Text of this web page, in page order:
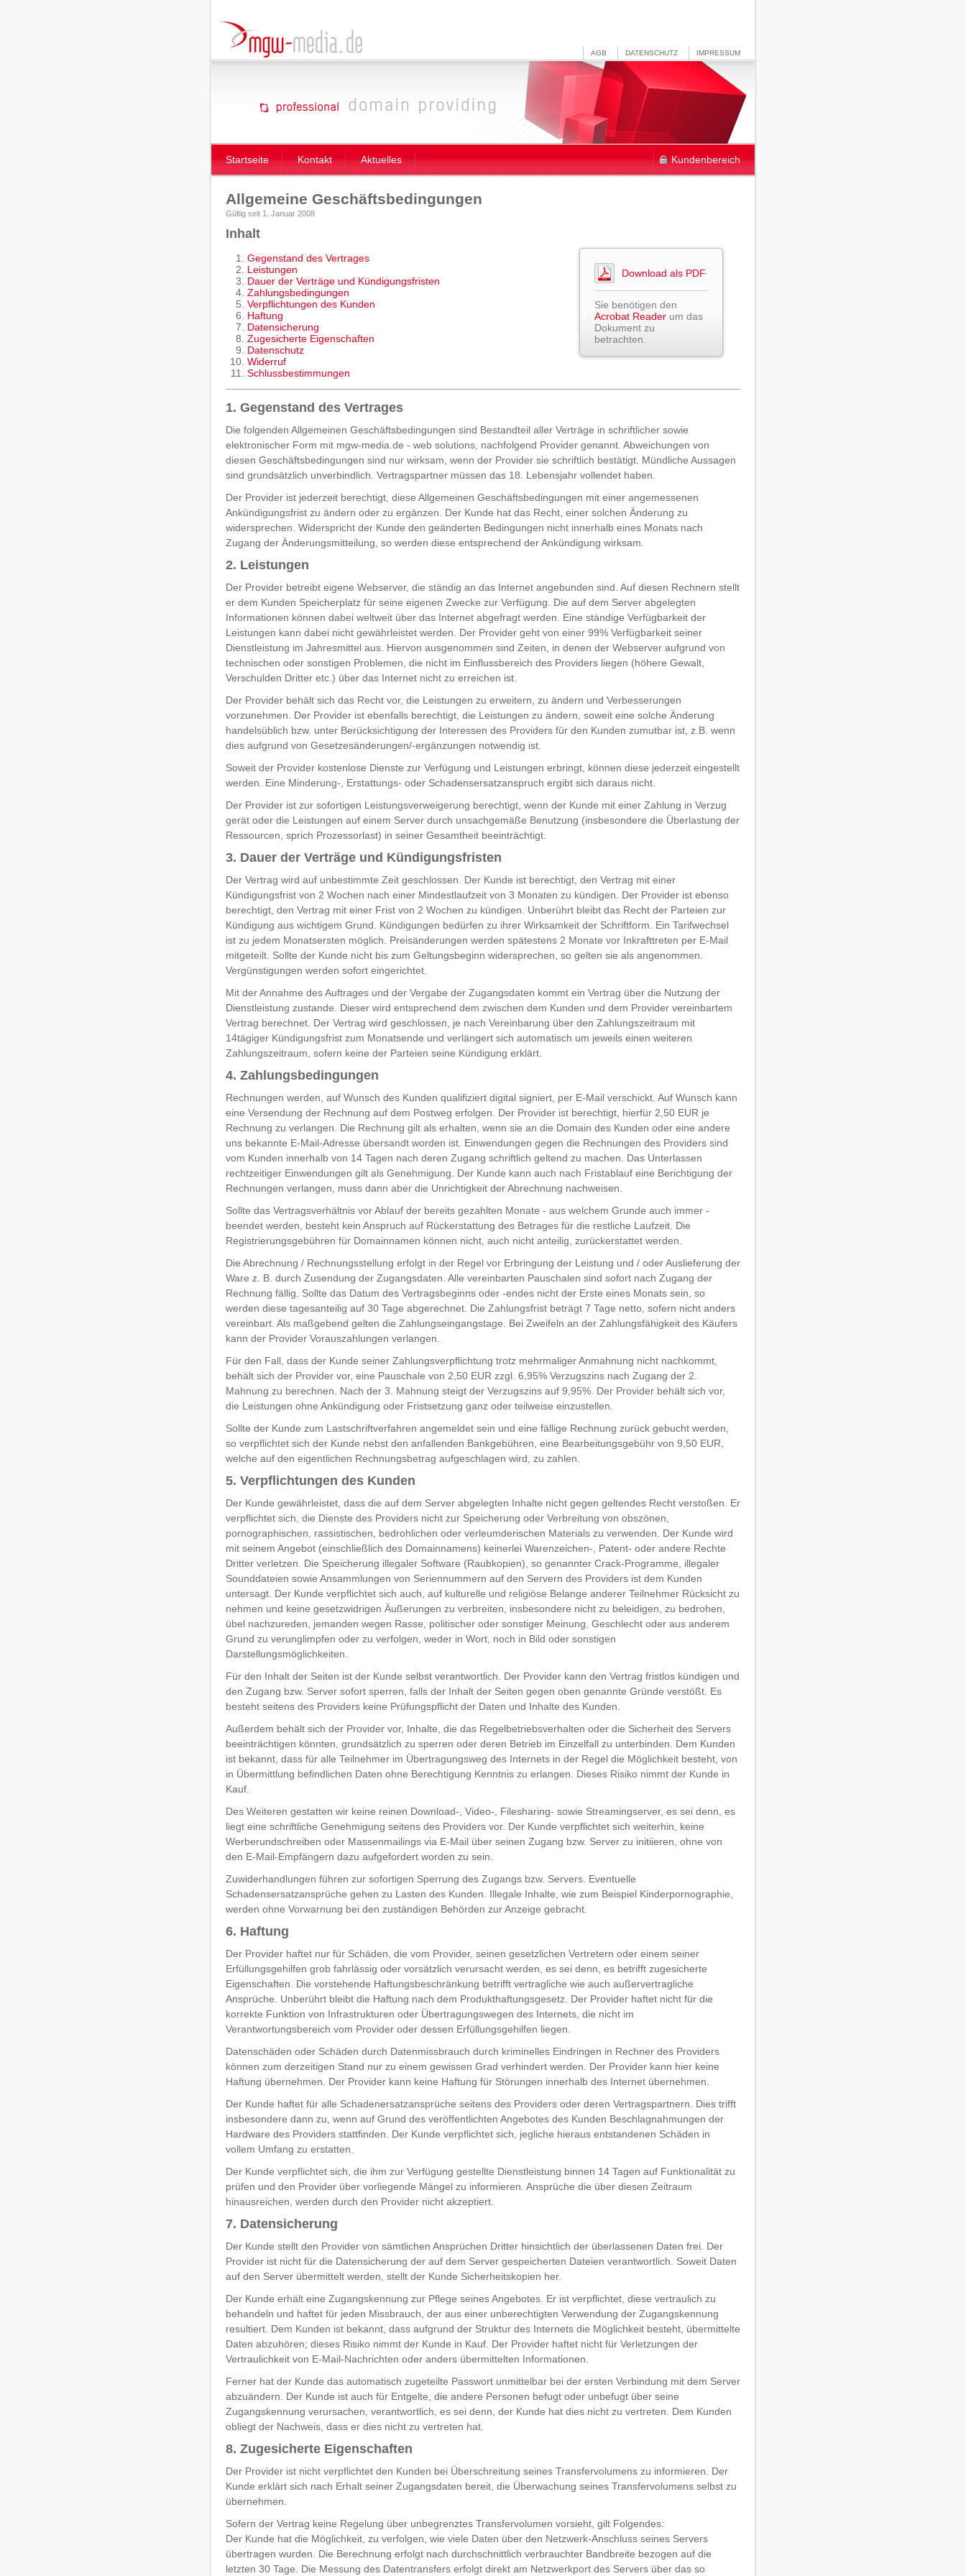
Startseite Kontakt Aktuelles Kundenbereich
AGB DATENSCHUTZ IMPRESSUM
Allgemeine Geschäftsbedingungen
Gültig seit 1. Januar 2008
Inhalt
Gegenstand des Vertrages
Leistungen
Dauer der Verträge und Kündigungsfristen
Zahlungsbedingungen
Verpflichtungen des Kunden
Haftung
Datensicherung
Zugesicherte Eigenschaften
Datenschutz
Widerruf
Schlussbestimmungen
1. Gegenstand des Vertrages
Die folgenden Allgemeinen Geschäftsbedingungen sind Bestandteil aller Verträge in schriftlicher sowie
elektronischer Form mit mgw-media.de - web solutions, nachfolgend Provider genannt. Abweichungen von
diesen Geschäftsbedingungen sind nur wirksam, wenn der Provider sie schriftlich bestätigt. Mündliche Aussagen
sind grundsätzlich unverbindlich. Vertragspartner müssen das 18. Lebensjahr vollendet haben.
Der Provider ist jederzeit berechtigt, diese Allgemeinen Geschäftsbedingungen mit einer angemessenen
Ankündigungsfrist zu ändern oder zu ergänzen. Der Kunde hat das Recht, einer solchen Änderung zu
widersprechen. Widerspricht der Kunde den geänderten Bedingungen nicht innerhalb eines Monats nach
Zugang der Änderungsmitteilung, so werden diese entsprechend der Ankündigung wirksam.
2. Leistungen
Der Provider betreibt eigene Webserver, die ständig an das Internet angebunden sind. Auf diesen Rechnern stellt
er dem Kunden Speicherplatz für seine eigenen Zwecke zur Verfügung. Die auf dem Server abgelegten
Informationen können dabei weltweit über das Internet abgefragt werden. Eine ständige Verfügbarkeit der
Leistungen kann dabei nicht gewährleistet werden. Der Provider geht von einer 99% Verfügbarkeit seiner
Dienstleistung im Jahresmittel aus. Hiervon ausgenommen sind Zeiten, in denen der Webserver aufgrund von
technischen oder sonstigen Problemen, die nicht im Einflussbereich des Providers liegen (höhere Gewalt,
Verschulden Dritter etc.) über das Internet nicht zu erreichen ist.
Der Provider behält sich das Recht vor, die Leistungen zu erweitern, zu ändern und Verbesserungen
vorzunehmen. Der Provider ist ebenfalls berechtigt, die Leistungen zu ändern, soweit eine solche Änderung
handelsüblich bzw. unter Berücksichtigung der Interessen des Providers für den Kunden zumutbar ist, z.B. wenn
dies aufgrund von Gesetzesänderungen/-ergänzungen notwendig ist.
Soweit der Provider kostenlose Dienste zur Verfügung und Leistungen erbringt, können diese jederzeit eingestellt
werden. Eine Minderung-, Erstattungs- oder Schadensersatzanspruch ergibt sich daraus nicht.
Der Provider ist zur sofortigen Leistungsverweigerung berechtigt, wenn der Kunde mit einer Zahlung in Verzug
gerät oder die Leistungen auf einem Server durch unsachgemäße Benutzung (insbesondere die Überlastung der
Ressourcen, sprich Prozessorlast) in seiner Gesamtheit beeinträchtigt.
3. Dauer der Verträge und Kündigungsfristen
Der Vertrag wird auf unbestimmte Zeit geschlossen. Der Kunde ist berechtigt, den Vertrag mit einer
Kündigungsfrist von 2 Wochen nach einer Mindestlaufzeit von 3 Monaten zu kündigen. Der Provider ist ebenso
berechtigt, den Vertrag mit einer Frist von 2 Wochen zu kündigen. Unberührt bleibt das Recht der Parteien zur
Kündigung aus wichtigem Grund. Kündigungen bedürfen zu ihrer Wirksamkeit der Schriftform. Ein Tarifwechsel
ist zu jedem Monatsersten möglich. Preisänderungen werden spätestens 2 Monate vor Inkrafttreten per E-Mail
mitgeteilt. Sollte der Kunde nicht bis zum Geltungsbeginn widersprechen, so gelten sie als angenommen.
Vergünstigungen werden sofort eingerichtet.
Mit der Annahme des Auftrages und der Vergabe der Zugangsdaten kommt ein Vertrag über die Nutzung der
Dienstleistung zustande. Dieser wird entsprechend dem zwischen dem Kunden und dem Provider vereinbartem
Vertrag berechnet. Der Vertrag wird geschlossen, je nach Vereinbarung über den Zahlungszeitraum mit
14tägiger Kündigungsfrist zum Monatsende und verlängert sich automatisch um jeweils einen weiteren
Zahlungszeitraum, sofern keine der Parteien seine Kündigung erklärt.
4. Zahlungsbedingungen
Rechnungen werden, auf Wunsch des Kunden qualifiziert digital signiert, per E-Mail verschickt. Auf Wunsch kann
eine Versendung der Rechnung auf dem Postweg erfolgen. Der Provider ist berechtigt, hierfür 2,50 EUR je
Rechnung zu verlangen. Die Rechnung gilt als erhalten, wenn sie an die Domain des Kunden oder eine andere
uns bekannte E-Mail-Adresse übersandt worden ist. Einwendungen gegen die Rechnungen des Providers sind
vom Kunden innerhalb von 14 Tagen nach deren Zugang schriftlich geltend zu machen. Das Unterlassen
rechtzeitiger Einwendungen gilt als Genehmigung. Der Kunde kann auch nach Fristablauf eine Berichtigung der
Rechnungen verlangen, muss dann aber die Unrichtigkeit der Abrechnung nachweisen.
Sollte das Vertragsverhältnis vor Ablauf der bereits gezahlten Monate - aus welchem Grunde auch immer -
beendet werden, besteht kein Anspruch auf Rückerstattung des Betrages für die restliche Laufzeit. Die
Registrierungsgebühren für Domainnamen können nicht, auch nicht anteilig, zurückerstattet werden.
Die Abrechnung / Rechnungsstellung erfolgt in der Regel vor Erbringung der Leistung und / oder Auslieferung der
Ware z. B. durch Zusendung der Zugangsdaten. Alle vereinbarten Pauschalen sind sofort nach Zugang der
Rechnung fällig. Sollte das Datum des Vertragsbeginns oder -endes nicht der Erste eines Monats sein, so
werden diese tagesanteilig auf 30 Tage abgerechnet. Die Zahlungsfrist beträgt 7 Tage netto, sofern nicht anders
vereinbart. Als maßgebend gelten die Zahlungseingangstage. Bei Zweifeln an der Zahlungsfähigkeit des Käufers
kann der Provider Vorauszahlungen verlangen.
Für den Fall, dass der Kunde seiner Zahlungsverpflichtung trotz mehrmaliger Anmahnung nicht nachkommt,
behält sich der Provider vor, eine Pauschale von 2,50 EUR zzgl. 6,95% Verzugszins nach Zugang der 2.
Mahnung zu berechnen. Nach der 3. Mahnung steigt der Verzugszins auf 9,95%. Der Provider behält sich vor,
die Leistungen ohne Ankündigung oder Fristsetzung ganz oder teilweise einzustellen.
Sollte der Kunde zum Lastschriftverfahren angemeldet sein und eine fällige Rechnung zurück gebucht werden,
so verpflichtet sich der Kunde nebst den anfallenden Bankgebühren, eine Bearbeitungsgebühr von 9,50 EUR,
welche auf den eigentlichen Rechnungsbetrag aufgeschlagen wird, zu zahlen.
5. Verpflichtungen des Kunden
Der Kunde gewährleistet, dass die auf dem Server abgelegten Inhalte nicht gegen geltendes Recht verstoßen. Er
verpflichtet sich, die Dienste des Providers nicht zur Speicherung oder Verbreitung von obszönen,
pornographischen, rassistischen, bedrohlichen oder verleumderischen Materials zu verwenden. Der Kunde wird
mit seinem Angebot (einschließlich des Domainnamens) keinerlei Warenzeichen-, Patent- oder andere Rechte
Dritter verletzen. Die Speicherung illegaler Software (Raubkopien), so genannter Crack-Programme, illegaler
Sounddateien sowie Ansammlungen von Seriennummern auf den Servern des Providers ist dem Kunden
untersagt. Der Kunde verpflichtet sich auch, auf kulturelle und religiöse Belange anderer Teilnehmer Rücksicht zu
nehmen und keine gesetzwidrigen Äußerungen zu verbreiten, insbesondere nicht zu beleidigen, zu bedrohen,
übel nachzureden, jemanden wegen Rasse, politischer oder sonstiger Meinung, Geschlecht oder aus anderem
Grund zu verunglimpfen oder zu verfolgen, weder in Wort, noch in Bild oder sonstigen
Darstellungsmöglichkeiten.
Für den Inhalt der Seiten ist der Kunde selbst verantwortlich. Der Provider kann den Vertrag fristlos kündigen und
den Zugang bzw. Server sofort sperren, falls der Inhalt der Seiten gegen oben genannte Gründe verstößt. Es
besteht seitens des Providers keine Prüfungspflicht der Daten und Inhalte des Kunden.
Außerdem behält sich der Provider vor, Inhalte, die das Regelbetriebsverhalten oder die Sicherheit des Servers
beeinträchtigen könnten, grundsätzlich zu sperren oder deren Betrieb im Einzelfall zu unterbinden. Dem Kunden
ist bekannt, dass für alle Teilnehmer im Übertragungsweg des Internets in der Regel die Möglichkeit besteht, von
in Übermittlung befindlichen Daten ohne Berechtigung Kenntnis zu erlangen. Dieses Risiko nimmt der Kunde in
Kauf.
Des Weiteren gestatten wir keine reinen Download-, Video-, Filesharing- sowie Streamingserver, es sei denn, es
liegt eine schriftliche Genehmigung seitens des Providers vor. Der Kunde verpflichtet sich weiterhin, keine
Werberundschreiben oder Massenmailings via E-Mail über seinen Zugang bzw. Server zu initiieren, ohne von
den E-Mail-Empfängern dazu aufgefordert worden zu sein.
Zuwiderhandlungen führen zur sofortigen Sperrung des Zugangs bzw. Servers. Eventuelle
Schadensersatzansprüche gehen zu Lasten des Kunden. Illegale Inhalte, wie zum Beispiel Kinderpornographie,
werden ohne Vorwarnung bei den zuständigen Behörden zur Anzeige gebracht.
6. Haftung
Der Provider haftet nur für Schäden, die vom Provider, seinen gesetzlichen Vertretern oder einem seiner
Erfüllungsgehilfen grob fahrlässig oder vorsätzlich verursacht werden, es sei denn, es betrifft zugesicherte
Eigenschaften. Die vorstehende Haftungsbeschränkung betrifft vertragliche wie auch außervertragliche
Ansprüche. Unberührt bleibt die Haftung nach dem Produkthaftungsgesetz. Der Provider haftet nicht für die
korrekte Funktion von Infrastrukturen oder Übertragungswegen des Internets, die nicht im
Verantwortungsbereich vom Provider oder dessen Erfüllungsgehilfen liegen.
Datenschäden oder Schäden durch Datenmissbrauch durch kriminelles Eindringen in Rechner des Providers
können zum derzeitigen Stand nur zu einem gewissen Grad verhindert werden. Der Provider kann hier keine
Haftung übernehmen. Der Provider kann keine Haftung für Störungen innerhalb des Internet übernehmen.
Der Kunde haftet für alle Schadenersatzansprüche seitens des Providers oder deren Vertragspartnern. Dies trifft
insbesondere dann zu, wenn auf Grund des veröffentlichten Angebotes des Kunden Beschlagnahmungen der
Hardware des Providers stattfinden. Der Kunde verpflichtet sich, jegliche hieraus entstandenen Schäden in
vollem Umfang zu erstatten.
Der Kunde verpflichtet sich, die ihm zur Verfügung gestellte Dienstleistung binnen 14 Tagen auf Funktionalität zu
prüfen und den Provider über vorliegende Mängel zu informieren. Ansprüche die über diesen Zeitraum
hinausreichen, werden durch den Provider nicht akzeptiert.
7. Datensicherung
Der Kunde stellt den Provider von sämtlichen Ansprüchen Dritter hinsichtlich der überlassenen Daten frei. Der
Provider ist nicht für die Datensicherung der auf dem Server gespeicherten Dateien verantwortlich. Soweit Daten
auf den Server übermittelt werden, stellt der Kunde Sicherheitskopien her.
Der Kunde erhält eine Zugangskennung zur Pflege seines Angebotes. Er ist verpflichtet, diese vertraulich zu
behandeln und haftet für jeden Missbrauch, der aus einer unberechtigten Verwendung der Zugangskennung
resultiert. Dem Kunden ist bekannt, dass aufgrund der Struktur des Internets die Möglichkeit besteht, übermittelte
Daten abzuhören; dieses Risiko nimmt der Kunde in Kauf. Der Provider haftet nicht für Verletzungen der
Vertraulichkeit von E-Mail-Nachrichten oder anders übermittelten Informationen.
Ferner hat der Kunde das automatisch zugeteilte Passwort unmittelbar bei der ersten Verbindung mit dem Server
abzuändern. Der Kunde ist auch für Entgelte, die andere Personen befugt oder unbefugt über seine
Zugangskennung verursachen, verantwortlich, es sei denn, der Kunde hat dies nicht zu vertreten. Dem Kunden
obliegt der Nachweis, dass er dies nicht zu vertreten hat.
8. Zugesicherte Eigenschaften
Der Provider ist nicht verpflichtet den Kunden bei Überschreitung seines Transfervolumens zu informieren. Der
Kunde erklärt sich nach Erhalt seiner Zugangsdaten bereit, die Überwachung seines Transfervolumens selbst zu
übernehmen.
Sofern der Vertrag keine Regelung über unbegrenztes Transfervolumen vorsieht, gilt Folgendes:
Der Kunde hat die Möglichkeit, zu verfolgen, wie viele Daten über den Netzwerk-Anschluss seines Servers
übertragen wurden. Die Berechnung erfolgt nach durchschnittlich verbrauchter Bandbreite bezogen auf die
letzten 30 Tage. Die Messung des Datentransfers erfolgt direkt am Netzwerkport des Servers über das so
Download als PDF
Sie benötigen den
Acrobat Reader um das
Dokument zu
betrachten.